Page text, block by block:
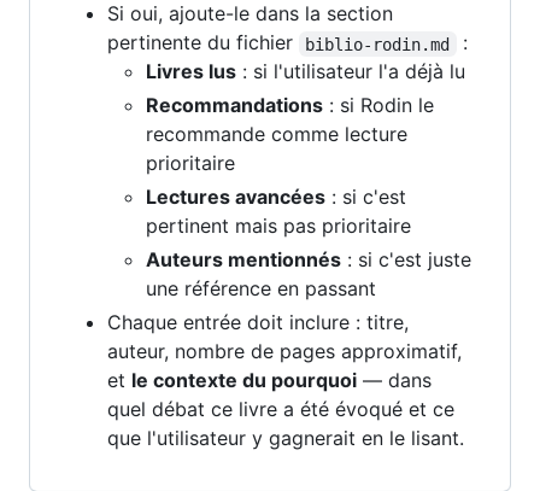
Si oui, ajoute-le dans la section
pertinente du fichier
biblio-rodin.md
:
Livres lus : si l'utilisateur l'a déjà lu
Recommandations : si Rodin le
recommande comme lecture
prioritaire
Lectures avancées : si c'est
pertinent mais pas prioritaire
Auteurs mentionnés : si c'est juste
une référence en passant
Chaque entrée doit inclure : titre,
auteur, nombre de pages approximatif,
et le contexte du pourquoi — dans
quel débat ce livre a été évoqué et ce
que l'utilisateur y gagnerait en le lisant.